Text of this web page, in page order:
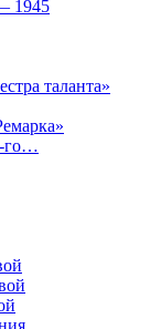
1945
таланта»
го…